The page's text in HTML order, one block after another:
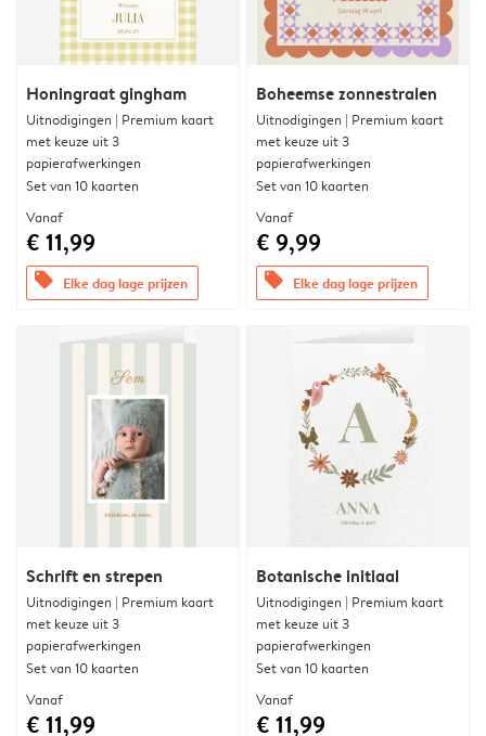
Honingraat gingham
Uitnodigingen | Premium kaart
met keuze uit 3
papierafwerkingen
Set van 10 kaarten
Vanaf
€ 11,99
offers Elke dag lage prijzen
Boheemse zonnestralen
Uitnodigingen | Premium kaart
met keuze uit 3
papierafwerkingen
Set van 10 kaarten
Vanaf
€ 9,99
offers Elke dag lage prijzen
Schrift en strepen
Uitnodigingen | Premium kaart
met keuze uit 3
papierafwerkingen
Set van 10 kaarten
Vanaf
€ 11,99
Botanische initiaal
Uitnodigingen | Premium kaart
met keuze uit 3
papierafwerkingen
Set van 10 kaarten
Vanaf
€ 11,99